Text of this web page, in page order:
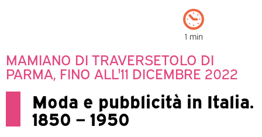
1 min
MAMIANO DI TRAVERSETOLO DI
PARMA, FINO ALL'11 DICEMBRE 2022
Moda e pubblicità in Italia.
1850 – 1950